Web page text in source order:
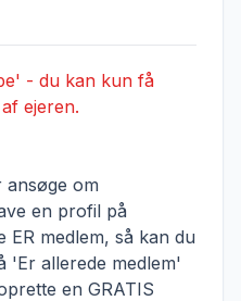
- du kan kun få
ejeren.
ansøge om
en profil på
ER medlem, så kan du
'Er allerede medlem'
en GRATIS